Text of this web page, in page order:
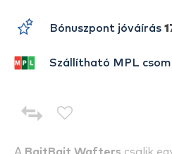
Bónuszpont jóváírás
Szállítható MPL